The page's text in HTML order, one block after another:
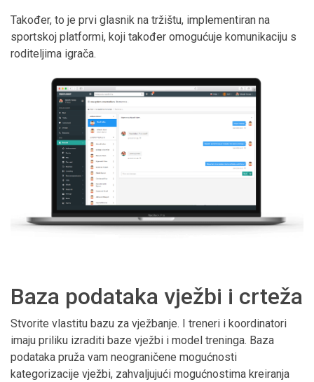
Također, to je prvi glasnik na tržištu, implementiran na
sportskoj platformi, koji također omogućuje komunikaciju s
roditeljima igrača.
Baza podataka vježbi i crteža
Stvorite vlastitu bazu za vježbanje. I treneri i koordinatori
imaju priliku izraditi baze vježbi i model treninga. Baza
podataka pruža vam neograničene mogućnosti
kategorizacije vježbi, zahvaljujući mogućnostima kreiranja